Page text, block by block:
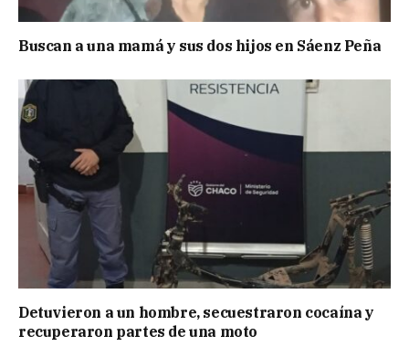
Buscan a una mamá y sus dos hijos en Sáenz Peña
Detuvieron a un hombre, secuestraron cocaína y
recuperaron partes de una moto